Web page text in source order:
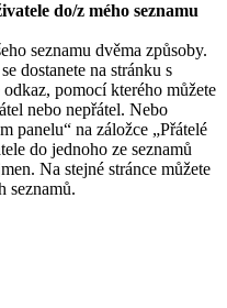
do/z mého seznamu
seznamu dvěma způsoby.
dostanete na stránku s
pomocí kterého můžete
nebo nepřátel. Nebo
panelu“ na záložce „Přátelé
do jednoho ze seznamů
Na stejné stránce můžete
seznamů.